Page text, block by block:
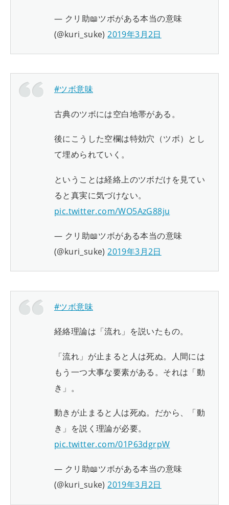
— クリ助📖ツボがある本当の意味
(@kuri_suke)2019年3月2日
#ツボ意味
古典のツボには空白地帯がある。
後にこうした空欄は特効穴（ツボ）とし
て埋められていく。
ということは経絡上のツボだけを見てい
ると真実に気づけない。
pic.twitter.com/WO5AzG88ju
— クリ助📖ツボがある本当の意味
(@kuri_suke)2019年3月2日
#ツボ意味
経絡理論は「流れ」を説いたもの。
「流れ」が止まると人は死ぬ。人間には
もう一つ大事な要素がある。それは「動
き」。
動きが止まると人は死ぬ。だから、「動
き」を説く理論が必要。
pic.twitter.com/01P63dgrpW
— クリ助📖ツボがある本当の意味
(@kuri_suke)2019年3月2日